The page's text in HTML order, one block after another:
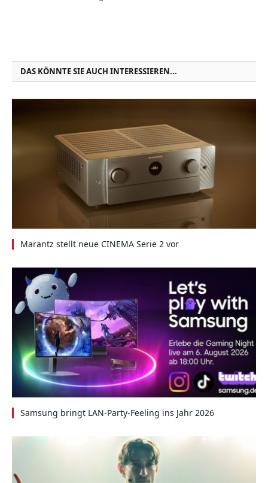
DAS KÖNNTE SIE AUCH INTERESSIEREN...
Marantz stellt neue CINEMA Serie 2 vor
Samsung bringt LAN-Party-Feeling ins Jahr 2026